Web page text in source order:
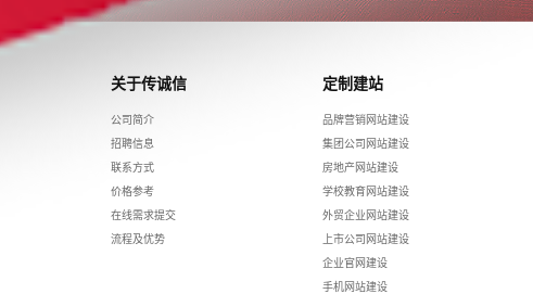
关于传诚信
公司简介
招聘信息
联系方式
价格参考
在线需求提交
流程及优势
定制建站
品牌营销网站建设
集团公司网站建设
房地产网站建设
学校教育网站建设
外贸企业网站建设
上市公司网站建设
企业官网建设
手机网站建设